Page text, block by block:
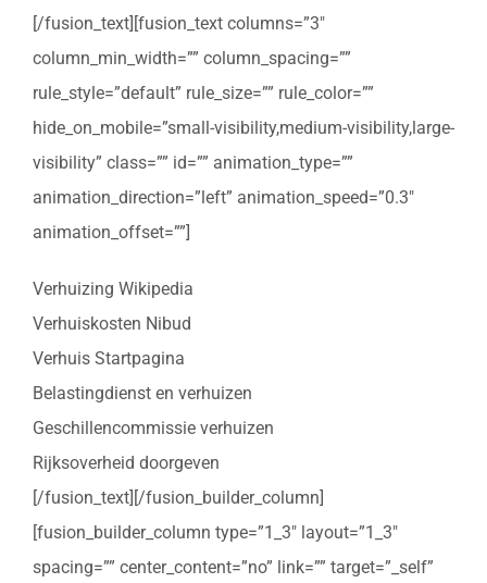
[/fusion_text][fusion_text columns=”3″
column_min_width=”” column_spacing=””
rule_style=”default” rule_size=”” rule_color=””
hide_on_mobile=”small-visibility,medium-visibility,large-
visibility” class=”” id=”” animation_type=””
animation_direction=”left” animation_speed=”0.3″
animation_offset=””]
Verhuizing Wikipedia
Verhuiskosten Nibud
Verhuis Startpagina
Belastingdienst en verhuizen
Geschillencommissie verhuizen
Rijksoverheid doorgeven
[/fusion_text][/fusion_builder_column]
[fusion_builder_column type=”1_3″ layout=”1_3″
spacing=”” center_content=”no” link=”” target=”_self”